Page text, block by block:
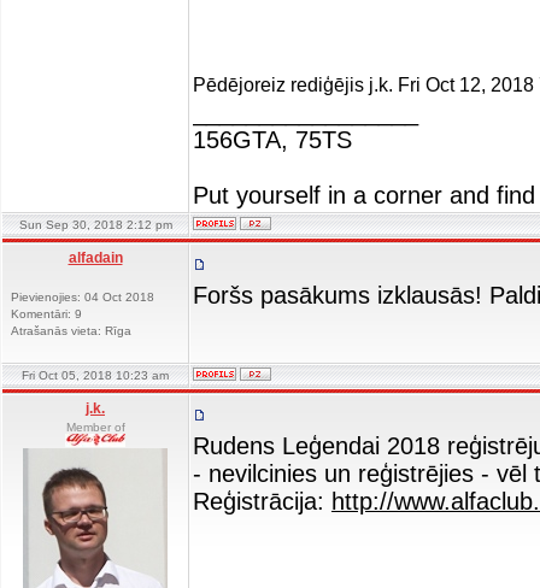
Pēdējoreiz rediģējis j.k. Fri Oct 12,
156GTA, 75TS
Put yourself in a corner and
Sun Sep 30, 2018 2:12 pm
alfadain
Pievienojies: 04 Oct 2018
Komentāri: 9
Atrašanās vieta: Rīga
Foršs pasākums izklausās!
Fri Oct 05, 2018 10:23 am
j.k.
Member of
Rudens Leģendai 2018
- nevilcinies un reģistrējies -
Reģistrācija: http://